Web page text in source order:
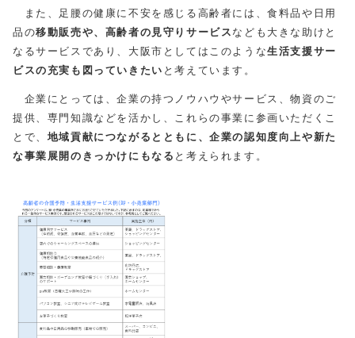
また、足腰の健康に不安を感じる高齢者には、食料品や日用
品の移動販売や、高齢者の見守りサービス なども大きな助けと
なるサービスであり、大阪市としてはこのような生活支援サー
ビスの充実も図っていきたい と考えています。
企業にとっては、企業の持つノウハウやサービス、物資のご
提供、専門知識などを活かし、これらの事業に参画いただくこ
とで、 地域貢献につながるとともに、企業の認知度向上や新た
な事業展開のきっかけにもなる と考えられます。